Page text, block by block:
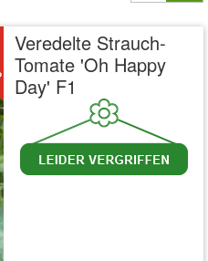
Veredelte Strauch-
Tomate 'Oh Happy
Day' F1